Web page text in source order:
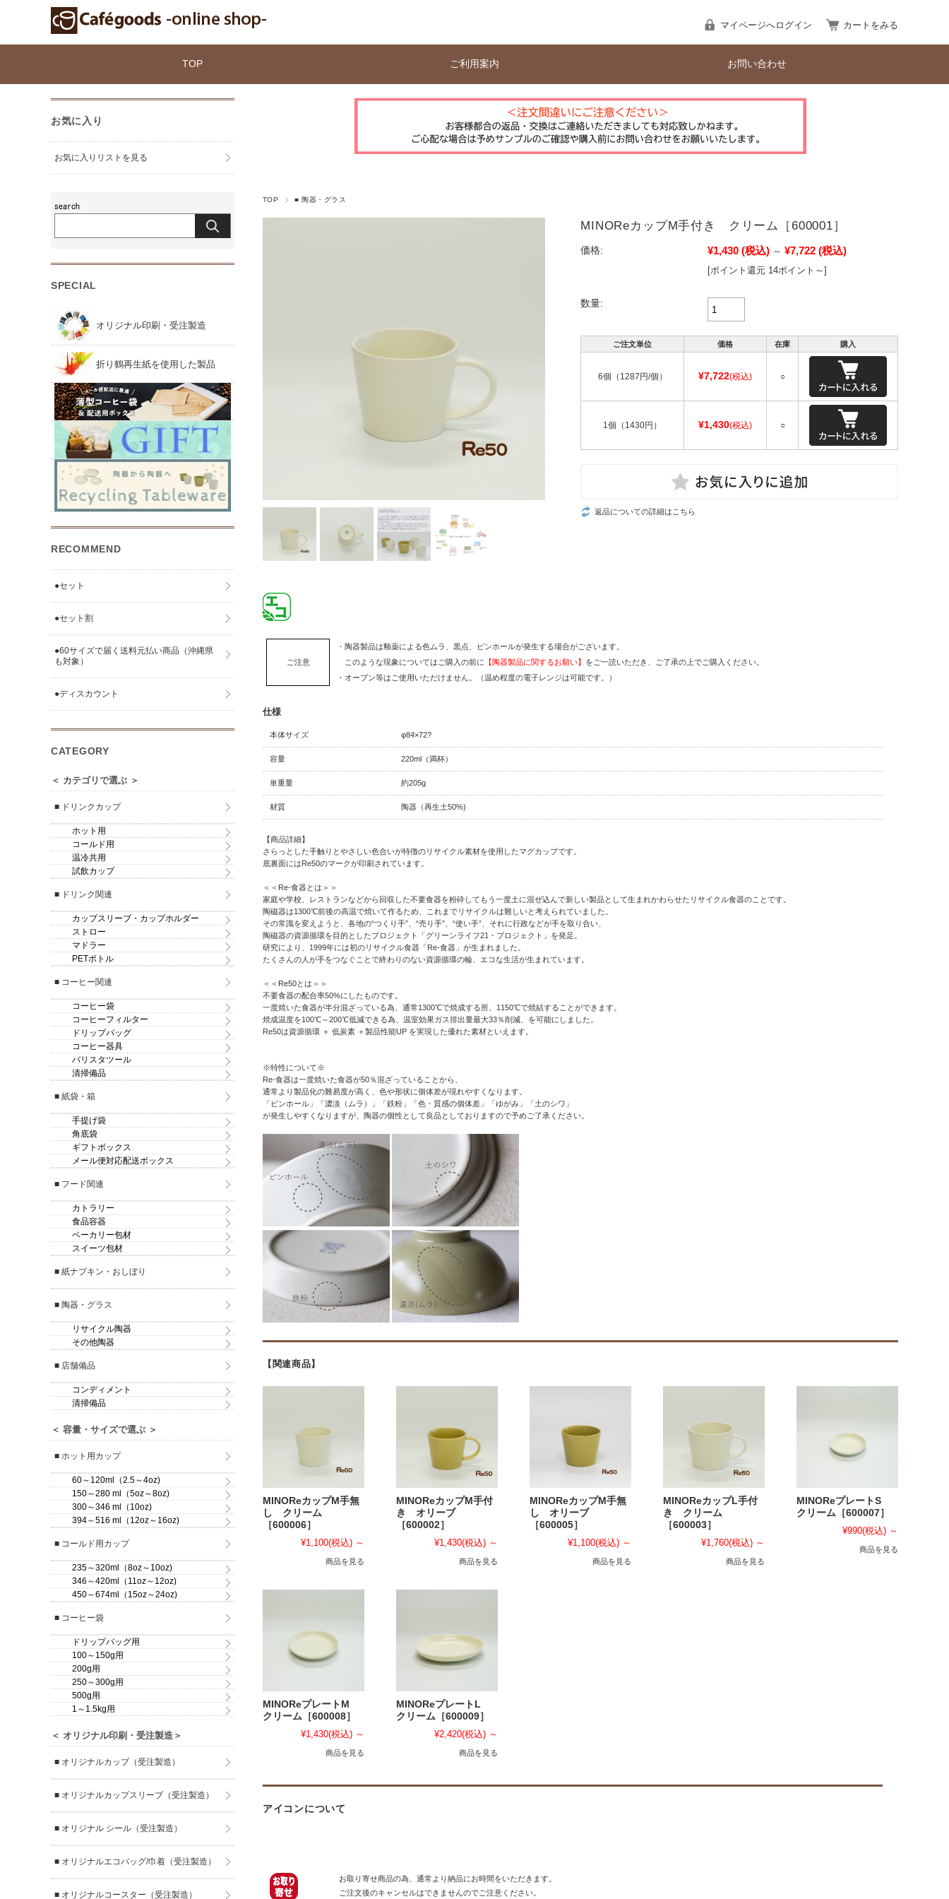
マイページへログイン カートをみる
TOP ご利用案内 お問い合わせ
TOP ■ 陶器・グラス
MINOReカップM手付き クリーム［600001］
価格: ¥1,430 (税込) ～ ¥7,722 (税込)
[ポイント還元 14ポイント～]
数量:
ご注文単位 価格 在庫 購入
6個（1287円/個） ¥7,722(税込) ○
1個（1430円） ¥1,430(税込) ○
返品についての詳細はこちら
ご注意
・陶器製品は釉薬による色ムラ、黒点、ピンホールが発生する場合がございます。
このような現象についてはご購入の前に 【陶器製品に関するお願い】 をご一読いただき、ご了承の上でご購入ください。
・オーブン等はご使用いただけません。（温め程度の電子レンジは可能です。）
仕様
本体サイズ φ84×72?
容量 220ml（満杯）
単重量 約205g
材質 陶器（再生土50%)
【商品詳細】
さらっとした手触りとやさしい色合いが特徴のリサイクル素材を使用したマグカップです。
底裏面にはRe50のマークが印刷されています。
＜＜Re-食器とは＞＞
家庭や学校、レストランなどから回収した不要食器を粉砕してもう一度土に混ぜ込んで新しい製品として生まれかわらせたリサイクル食器のことです。
陶磁器は1300℃前後の高温で焼いて作るため、これまでリサイクルは難しいと考えられていました。
その常識を変えようと、各地の“つくり手”、“売り手”、“使い手”、それに行政などが手を取り合い、
陶磁器の資源循環を目的としたプロジェクト「グリーンライフ21・プロジェクト」を発足。
研究により、1999年には初のリサイクル食器「Re-食器」が生まれました。
たくさんの人が手をつなぐことで終わりのない資源循環の輪、エコな生活が生まれています。
＜＜Re50とは＞＞
不要食器の配合率50%にしたものです。
一度焼いた食器が半分混ざっている為、通常1300℃で焼成する所、1150℃で焼結することができます。
焼成温度を100℃～200℃低減できる為、温室効果ガス排出量最大33％削減、を可能にしました。
Re50は資源循環 ＋ 低炭素 ＋製品性能UP を実現した優れた素材といえます。
※特性について※
Re-食器は一度焼いた食器が50％混ざっていることから、
通常より製品化の難易度が高く、色や形状に個体差が現れやすくなります。
「ピンホール」「濃淡（ムラ）」「鉄粉」「色・質感の個体差」「ゆがみ」「土のシワ」
が発生しやすくなりますが、陶器の個性として良品としておりますので予めご了承ください。
【関連商品】
MINOReカップM手無
し クリーム
［600006］
¥1,100(税込) ～
商品を見る
MINOReカップM手付
き オリーブ
［600002］
¥1,430(税込) ～
商品を見る
MINOReカップM手無
し オリーブ
［600005］
¥1,100(税込) ～
商品を見る
MINOReカップL手付
き クリーム
［600003］
¥1,760(税込) ～
商品を見る
MINOReプレートS
クリーム［600007］
¥990(税込) ～
商品を見る
MINOReプレートM
クリーム［600008］
¥1,430(税込) ～
商品を見る
MINOReプレートL
クリーム［600009］
¥2,420(税込) ～
商品を見る
アイコンについて
お取り寄せ商品の為、通常より納品にお時間をいただきます。
ご注文後のキャンセルはできませんのでご注意ください。
お気に入り
お気に入りリストを見る
SPECIAL
オリジナル印刷・受注製造
折り鶴再生紙を使用した製品
RECOMMEND
●セット
●セット割
●60サイズで届く送料元払い商品（沖縄県
も対象）
●ディスカウント
CATEGORY
＜ カテゴリで選ぶ ＞
■ ドリンクカップ
ホット用
コールド用
温冷共用
試飲カップ
■ ドリンク関連
カップスリーブ・カップホルダー
ストロー
マドラー
PETボトル
■ コーヒー関連
コーヒー袋
コーヒーフィルター
ドリップバッグ
コーヒー器具
バリスタツール
清掃備品
■ 紙袋・箱
手提げ袋
角底袋
ギフトボックス
メール便対応配送ボックス
■ フード関連
カトラリー
食品容器
ベーカリー包材
スイーツ包材
■ 紙ナプキン・おしぼり
■ 陶器・グラス
リサイクル陶器
その他陶器
■ 店舗備品
コンディメント
清掃備品
＜ 容量・サイズで選ぶ ＞
■ ホット用カップ
60～120ml（2.5～4oz)
150～280 ml（5oz～8oz)
300～346 ml（10oz)
394～516 ml（12oz～16oz)
■ コールド用カップ
235～320ml（8oz～10oz)
346～420ml（11oz～12oz)
450～674ml（15oz～24oz)
■ コーヒー袋
ドリップバッグ用
100～150g用
200g用
250～300g用
500g用
1～1.5kg用
＜ オリジナル印刷・受注製造＞
■ オリジナルカップ（受注製造）
■ オリジナルカップスリーブ（受注製造）
■ オリジナル シール（受注製造）
■ オリジナルエコバッグ/巾着（受注製造）
■ オリジナルコースター（受注製造）